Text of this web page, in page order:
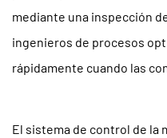
mediante una inspección
ingenieros de procesos
rápidamente cuando las
El sistema de control de la